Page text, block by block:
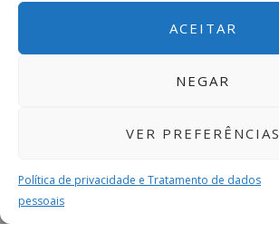
ACEITAR
NEGAR
VER PREFERÊNCIAS
Política de privacidade e Tratamento de dados
pessoais